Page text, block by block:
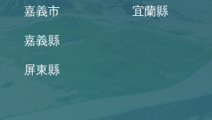
嘉義市
嘉義縣
屏東縣
宜蘭縣